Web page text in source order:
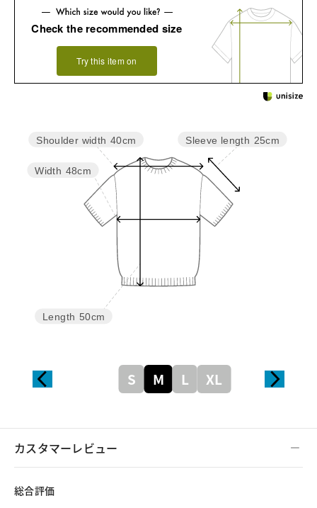
Check the recommended size
Try this item on
Sleeve length 25cm
Length 50cm
Width 48cm
Shoulder width 40cm
S M L XL
カスタマーレビュー
総合評価